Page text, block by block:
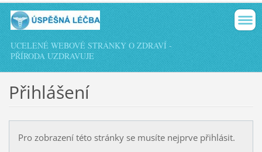
UCELENÉ WEBOVÉ STRÁNKY O ZDRAVÍ -
PŘÍRODA UZDRAVUJE
Přihlášení
Pro zobrazení této stránky se musíte nejprve přihlásit.